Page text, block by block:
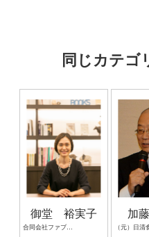
同じカテゴ
御堂 裕実子
合同会社ファブリッジ 代表社員
加